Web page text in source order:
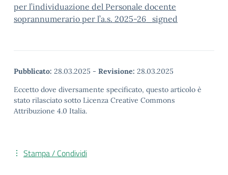
per l’individuazione del Personale docente
soprannumerario per l’a.s. 2025-26_signed
Pubblicato: 28.03.2025 - Revisione: 28.03.2025
Eccetto dove diversamente specificato, questo articolo è
stato rilasciato sotto Licenza Creative Commons
Attribuzione 4.0 Italia.
Stampa / Condividi